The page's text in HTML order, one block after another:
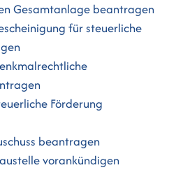
Gesamtanlage beantragen
für steuerliche
Förderung
beantragen
vorankündigen